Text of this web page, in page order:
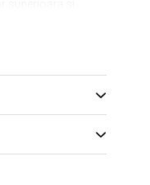
ranforce este
lenjerie de pat